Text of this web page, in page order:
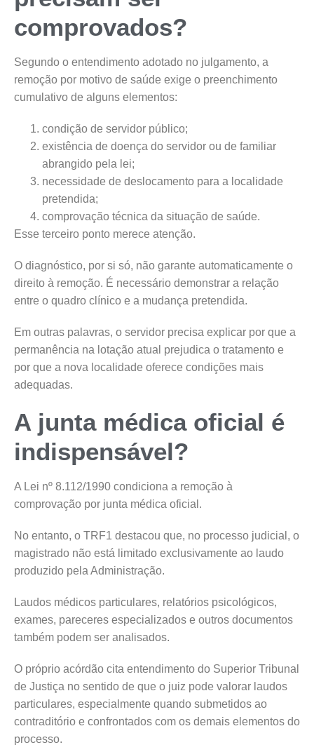
comprovados?
Segundo o entendimento adotado no julgamento, a
remoção por motivo de saúde exige o preenchimento
cumulativo de alguns elementos:
condição de servidor público;
existência de doença do servidor ou de familiar
abrangido pela lei;
necessidade de deslocamento para a localidade
pretendida;
comprovação técnica da situação de saúde.
Esse terceiro ponto merece atenção.
O diagnóstico, por si só, não garante automaticamente o
direito à remoção. É necessário demonstrar a relação
entre o quadro clínico e a mudança pretendida.
Em outras palavras, o servidor precisa explicar por que a
permanência na lotação atual prejudica o tratamento e
por que a nova localidade oferece condições mais
adequadas.
A junta médica oficial é
indispensável?
A Lei nº 8.112/1990 condiciona a remoção à
comprovação por junta médica oficial.
No entanto, o TRF1 destacou que, no processo judicial, o
magistrado não está limitado exclusivamente ao laudo
produzido pela Administração.
Laudos médicos particulares, relatórios psicológicos,
exames, pareceres especializados e outros documentos
também podem ser analisados.
O próprio acórdão cita entendimento do Superior Tribunal
de Justiça no sentido de que o juiz pode valorar laudos
particulares, especialmente quando submetidos ao
contraditório e confrontados com os demais elementos do
processo.